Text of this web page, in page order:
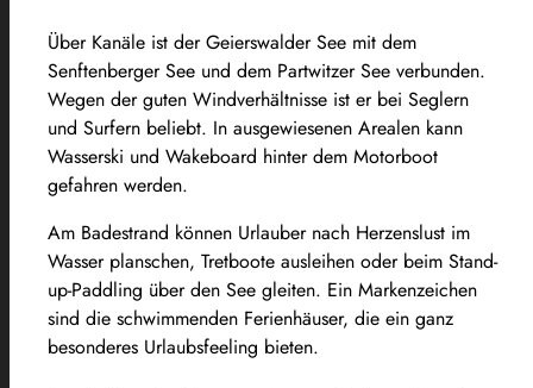
Über Kanäle ist der Geierswalder See mit dem
Senftenberger See und dem Partwitzer See verbunden.
Wegen der guten Windverhältnisse ist er bei Seglern
und Surfern beliebt. In ausgewiesenen Arealen kann
Wasserski und Wakeboard hinter dem Motorboot
gefahren werden.
Am Badestrand können Urlauber nach Herzenslust im
Wasser planschen, Tretboote ausleihen oder beim Stand-
up-Paddling über den See gleiten. Ein Markenzeichen
sind die schwimmenden Ferienhäuser, die ein ganz
besonderes Urlaubsfeeling bieten.